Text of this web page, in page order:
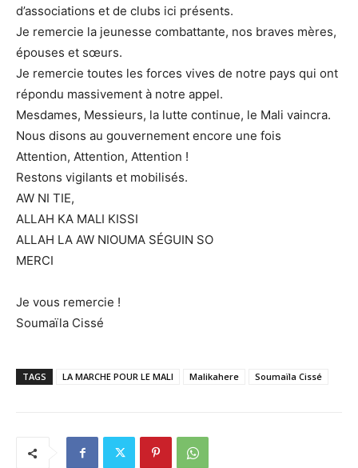
d’associations et de clubs ici présents.
Je remercie la jeunesse combattante, nos braves mères,
épouses et sœurs.
Je remercie toutes les forces vives de notre pays qui ont
répondu massivement à notre appel.
Mesdames, Messieurs, la lutte continue, le Mali vaincra.
Nous disons au gouvernement encore une fois
Attention, Attention, Attention !
Restons vigilants et mobilisés.
AW NI TIE,
ALLAH KA MALI KISSI
ALLAH LA AW NIOUMA SÉGUIN SO
MERCI
Je vous remercie !
Soumaïla Cissé
TAGS LA MARCHE POUR LE MALI Malikahere Soumaïla Cissé